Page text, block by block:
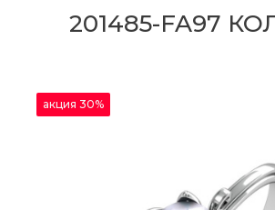
201485-FA97
акция 30%